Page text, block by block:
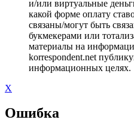
и/или виртуальные
какой форме оплату
связаны/могут быть
букмекерами или
материалы на
korrespondent.net
информационных целях.
X
Ошибка